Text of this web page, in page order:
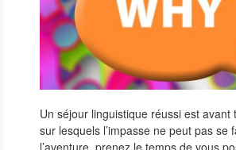
Un séjour linguistique réussi est
sur lesquels l’impasse ne peut pas